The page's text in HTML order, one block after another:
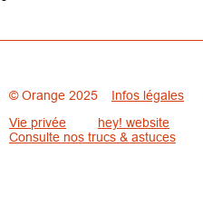
© Orange 2025 Infos légales
Vie privée
hey! website
Consulte nos trucs & astuces